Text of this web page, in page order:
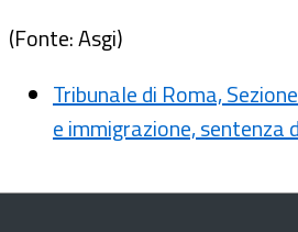
(Fonte: Asgi)
Tribunale di Roma,
e immigrazione, sentenza